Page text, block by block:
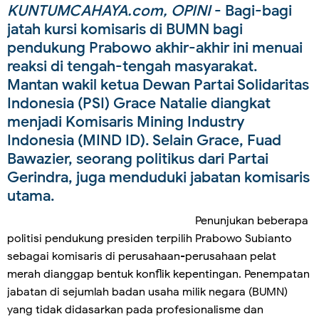
KUNTUMCAHAYA.com, OPINI- Bagi-bagi
jatah kursi komisaris di BUMN bagi
pendukung Prabowo akhir-akhir ini menuai
reaksi di tengah-tengah masyarakat.
Mantan wakil ketua Dewan Partai Solidaritas
Indonesia (PSI) Grace Natalie diangkat
menjadi Komisaris Mining Industry
Indonesia (MIND ID). Selain Grace, Fuad
Bawazier, seorang politikus dari Partai
Gerindra, juga menduduki jabatan komisaris
utama.
Penunjukan beberapa
politisi pendukung presiden terpilih Prabowo Subianto
sebagai komisaris di perusahaan-perusahaan pelat
merah dianggap bentuk konflik kepentingan. Penempatan
jabatan di sejumlah badan usaha milik negara (BUMN)
yang tidak didasarkan pada profesionalisme dan